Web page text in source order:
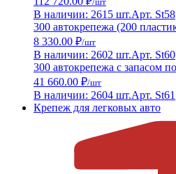
В наличии: 2615 шт.Арт. St58
300 автокрепежа (200
8 330.00 ₽/шт
В наличии: 2602 шт.Арт. St60
300 автокрепежа с запасом
41 660.00 ₽/шт
В наличии: 2604 шт.Арт. St61
Крепеж для легковых авто